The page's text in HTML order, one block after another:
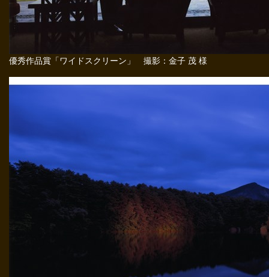
優秀作品賞「ワイドスクリーン」 撮影：金子 茂 様